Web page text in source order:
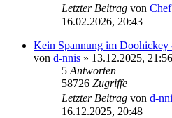
Letzter Beitrag von Chef
16.02.2026, 20:43
Kein Spannung im Doohickey
von d-nnis » 13.12.2025, 21:56
5 Antworten
58726 Zugriffe
Letzter Beitrag von d-
16.12.2025, 20:48